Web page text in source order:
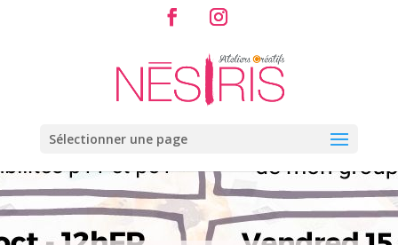
Sélectionner une page